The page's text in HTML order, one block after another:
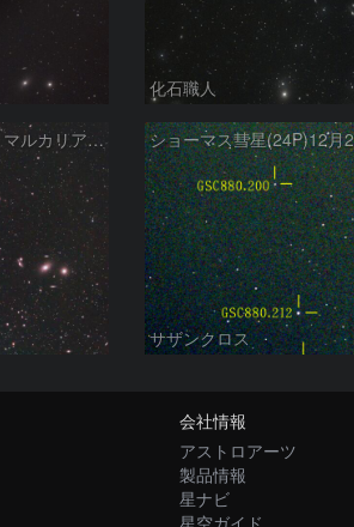
化石職人
おとめ座銀河団 マルカリアンチェーン
サザンクロス
会社情報
アストロアーツ
製品情報
星ナビ